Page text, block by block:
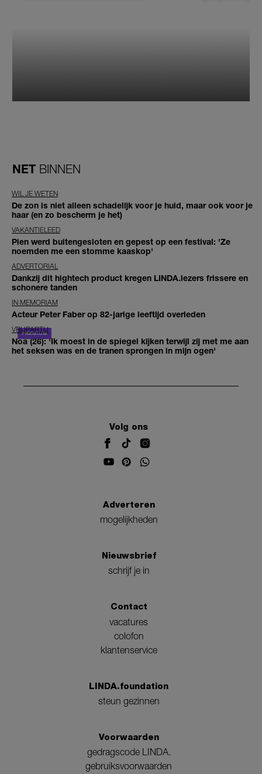
NET BINNEN
WIL JE WETEN
De zon is niet alleen schadelijk voor je huid, maar ook voor je
haar (en zo bescherm je het)
VAKANTIELEED
Pien werd buitengesloten en gepest op een festival: 'Ze
noemden me een stomme kaaskop'
ADVERTORIAL
Dankzij dit hightech product kregen LINDA.lezers frissere en
schonere tanden
IN MEMORIAM
Acteur Peter Faber op 82-jarige leeftijd overleden
VRIJPARTIJ
Noa (26): 'Ik moest in de spiegel kijken terwijl zij met me aan
het seksen was en de tranen sprongen in mijn ogen'
Volg ons
Adverteren
mogelijkheden
Nieuwsbrief
schrijf je in
Contact
vacatures
colofon
klantenservice
LINDA.foundation
steun gezinnen
Voorwaarden
gedragscode LINDA.
gebruiksvoorwaarden